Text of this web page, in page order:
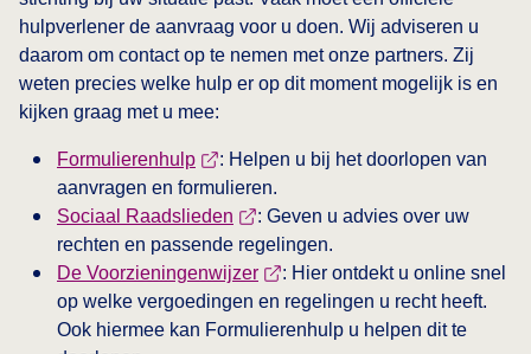
hulpverlener de aanvraag voor u doen. Wij adviseren u
daarom om contact op te nemen met onze partners. Zij
weten precies welke hulp er op dit moment mogelijk is en
kijken graag met u mee:
Formulierenhulp
: Helpen u bij het doorlopen van
aanvragen en formulieren.
Sociaal Raadslieden
: Geven u advies over uw
rechten en passende regelingen.
De Voorzieningenwijzer
: Hier ontdekt u online snel
op welke vergoedingen en regelingen u recht heeft.
Ook hiermee kan Formulierenhulp u helpen dit te